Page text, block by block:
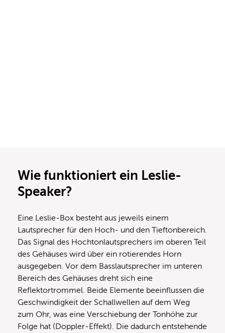
Wie funktioniert ein Leslie-
Speaker?
Eine Leslie-Box besteht aus jeweils einem
Lautsprecher für den Hoch- und den Tieftonbereich.
Das Signal des Hochtonlautsprechers im oberen Teil
des Gehäuses wird über ein rotierendes Horn
ausgegeben. Vor dem Basslautsprecher im unteren
Bereich des Gehäuses dreht sich eine
Reflektortrommel. Beide Elemente beeinflussen die
Geschwindigkeit der Schallwellen auf dem Weg
zum Ohr, was eine Verschiebung der Tonhöhe zur
Folge hat (Doppler-Effekt). Die dadurch entstehende